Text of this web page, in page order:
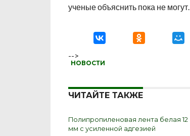
ученые объяснить пока не могут.
-->
НОВОСТИ
ЧИТАЙТЕ ТАКЖЕ
Полипропиленовая лента белая 12
мм с усиленной адгезией